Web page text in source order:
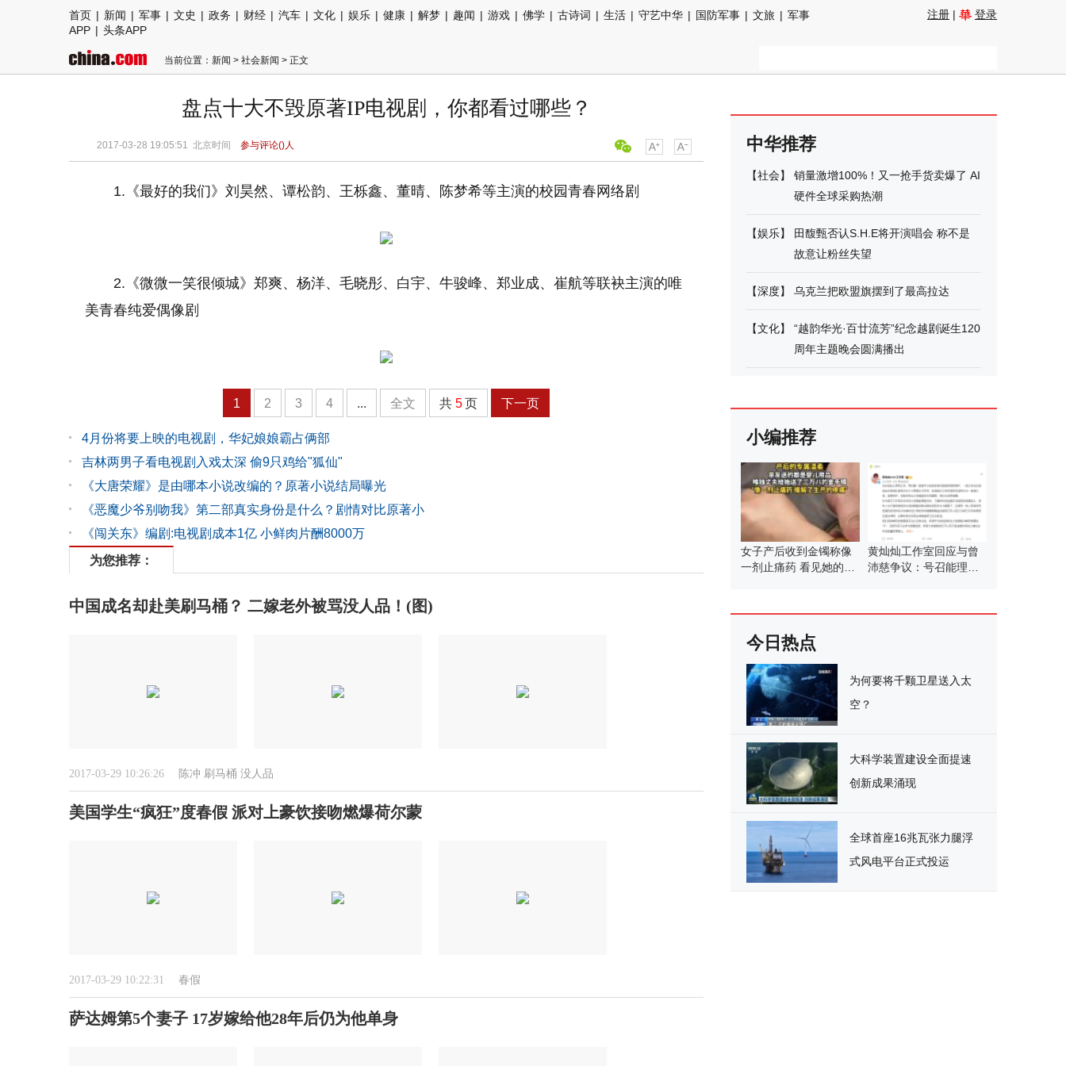
首页 | 新闻 | 军事 | 文史 | 政务 | 财经 | 汽车 | 文化 | 娱乐 | 健康 | 解梦 | 趣闻 | 游戏 | 佛学 | 古诗词 | 生活 | 守艺中华 | 国防军事 | 文旅 | 军事
APP | 头条APP
注册 | 登录
当前位置： 新闻 > 社会新闻 > 正文
盘点十大不毁原著IP电视剧，你都看过哪些？
2017-03-28 19:05:51 北京时间 参与评论()人
1.《最好的我们》刘昊然、谭松韵、王栎鑫、董晴、陈梦希等主演的校园青春网络剧
2.《微微一笑很倾城》郑爽、杨洋、毛晓彤、白宇、牛骏峰、郑业成、崔航等联袂主演的唯
美青春纯爱偶像剧
1 2 3 4 ... 全文 共 5 页 下一页
4月份将要上映的电视剧，华妃娘娘霸占俩部
吉林两男子看电视剧入戏太深 偷9只鸡给"狐仙"
《大唐荣耀》是由哪本小说改编的？原著小说结局曝光
《恶魔少爷别吻我》第二部真实身份是什么？剧情对比原著小
说 曝大结局
《闯关东》编剧:电视剧成本1亿 小鲜肉片酬8000万
为您推荐：
中国成名却赴美刷马桶？ 二嫁老外被骂没人品！(图)
2017-03-29 10:26:26 陈冲 刷马桶 没人品
美国学生“疯狂”度春假 派对上豪饮接吻燃爆荷尔蒙
2017-03-29 10:22:31 春假
萨达姆第5个妻子 17岁嫁给他28年后仍为他单身
中华推荐
【社会】
销量激增100%！又一抢手货卖爆了 AI
硬件全球采购热潮
【娱乐】
田馥甄否认S.H.E将开演唱会 称不是
故意让粉丝失望
【深度】 乌克兰把欧盟旗摆到了最高拉达
【文化】
“越韵华光·百廿流芳”纪念越剧诞生120
周年主题晚会圆满播出
小编推荐
女子产后收到金镯称像
一剂止痛药 看见她的付
黄灿灿工作室回应与曾
沛慈争议：号召能理智
今日热点
为何要将千颗卫星送入太
空？
大科学装置建设全面提速
创新成果涌现
全球首座16兆瓦张力腿浮
式风电平台正式投运